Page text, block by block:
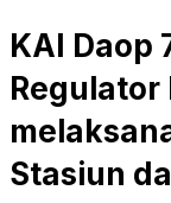
KAI Daop
Regulator
Stasiun